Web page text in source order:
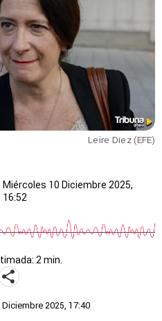
Leire Díez (EFE)
Miércoles 10 Diciembre 2025,
16:52
2 min.
2025, 17:40